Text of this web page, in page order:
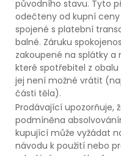
původního stavu. Tyto
odečteny od kupní
spojené s platební
balné. Záruku
zakoupené na splátky a
které spotřebitel z
jej není možné vrátit
části těla).
Prodávající upozorňuje,
podmíněna
kupující může vyžádat
návodu k použití nebo